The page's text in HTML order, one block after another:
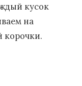
кусок
на
корочки.